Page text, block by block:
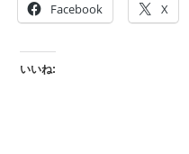
Facebook X
いいね: